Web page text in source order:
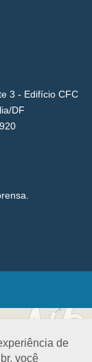
de
você
3 - Edifício CFC
DF